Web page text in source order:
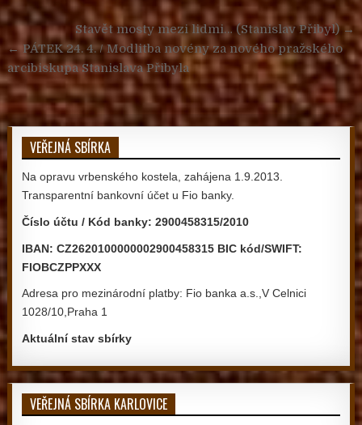
Navigace pro příspěvek
Stavět mosty mezi lidmi… (Stanislav Přibyl) →
← PÁTEK 24. 4. / Modlitba novény za nového pražského
arcibiskupa Stanislava Přibyla
VEŘEJNÁ SBÍRKA
Na opravu vrbenského kostela, zahájena 1.9.2013.
Transparentní bankovní účet u Fio banky.
Číslo účtu / Kód banky: 2900458315/2010
IBAN: CZ2620100000002900458315 BIC kód/SWIFT:
FIOBCZPPXXX
Adresa pro mezinárodní platby: Fio banka a.s.,V Celnici
1028/10,Praha 1
Aktuální stav sbírky
VEŘEJNÁ SBÍRKA KARLOVICE